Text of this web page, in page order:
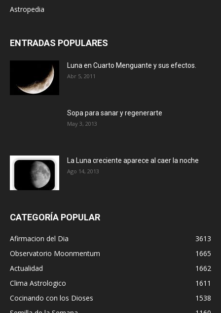
Astropedia
ENTRADAS POPULARES
Luna en Cuarto Menguante y sus efectos.
Abr 5, 2011
Sopa para sanar y regenerarte
May 3, 2013
La Luna creciente aparece al caer la noche
Ago 14, 2013
CATEGORÍA POPULAR
Afirmacion del Dia
3613
Observatorio Moonmentum
1665
Actualidad
1662
Clima Astrologico
1611
Cocinando con los Dioses
1538